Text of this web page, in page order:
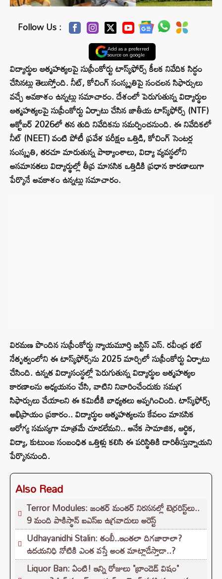
Follow Us :
Add as a preferred
source on google
విద్యార్థుల ఆత్మహత్యలపై సుప్రీంకోర్టు టాస్క్‌ఫోర్స్ కీలక నివేదిక సిద్ధం
చేసినట్లు తెలుస్తోంది. నీట్, కోచింగ్ సంస్కృతిపై సంచలన సిఫార్సులు
వచ్చే అవకాశం ఉన్నట్లు సమాచారం. దేశంలో పెరుగుతున్న విద్యార్థుల
ఆత్మహత్యలపై సుప్రీంకోర్టు ఏర్పాటు చేసిన జాతీయ టాస్క్‌ఫోర్స్ (NTF)
అక్టోబర్ 2026లో తన తుది నివేదికను సమర్పించనుంది. ఈ నివేదికలో
నీట్ (NEET) వంటి పోటీ ప్రవేశ పరీక్షల ఒత్తిడి, కోచింగ్ సెంటర్ల
సంస్కృతి, తరచూ మారుతున్న పాఠ్యాంశాలు, విద్యా వ్యవస్థలోని
అసమానతలు విద్యార్థుల్లో తీవ్ర మానసిక ఒత్తిడికి ప్రధాన కారణాలుగా
పేర్కొనే అవకాశం ఉన్నట్లు సమాచారం.
విరమణ పొందిన సుప్రీంకోర్టు న్యాయమూర్తి జస్టిస్ ఎస్. రవీంద్ర భట్
నేతృత్వంలోని ఈ టాస్క్‌ఫోర్స్‌ను 2025 మార్చిలో సుప్రీంకోర్టు ఏర్పాటు
చేసింది. ఉన్నత విద్యాసంస్థల్లో పెరుగుతున్న విద్యార్థుల ఆత్మహత్యల
కారణాలను అధ్యయనం చేసి, వాటిని నివారించేందుకు సమగ్ర
సిఫార్సులు చేయాలని ఈ కమిటీకి బాధ్యతలు అప్పగించింది. టాస్క్‌ఫోర్స్
అభిప్రాయం ప్రకారం.. విద్యార్థుల ఆత్మహత్యలను కేవలం మానసిక
ఆరోగ్య సమస్యగా మాత్రమే చూడలేమని.. అనేక సామాజిక, ఆర్థిక,
విద్యా, కుటుంబ సంబంధిత ఒత్తిళ్లు కలిసి ఈ పరిస్థితికి దారితీస్తున్నాయని
పేర్కొననుంది.
Also Read
Terror Modules: జంతర్ మంతర్ నిరసనల్లో టెర్రరిస్ట్‌లు..
9 మంది పాకిస్థాన్ ఐఎస్ఐ ఉగ్రవాదులు అరెస్ట్
Udhayanidhi Stalin: తంబీ..ఇంతలా దిగజారాలా?
ఉదయనిధి నోటికి ఎంత వస్తే అంత మాట్లాడేస్తాడా..?
Liquor Ban: ఏంటి! ఇన్ని రోజులు "బ్రాండెడ్ విషం"